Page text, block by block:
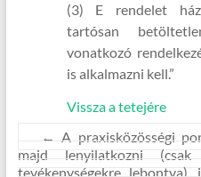
(3) E rendelet
tartósan
vonatkozó
is alkalmazni kell.”
Vissza a tetejére
← A praxisközösségi
majd lenyilatkozni
tevékenységekre